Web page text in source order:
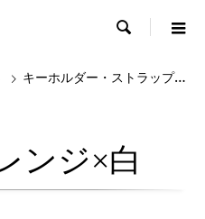

キーホルダー・ストラップ・根付
ンジ×白